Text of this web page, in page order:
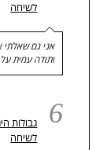
לשיחה
אני גם
ותודה עמית
6
לשיחה